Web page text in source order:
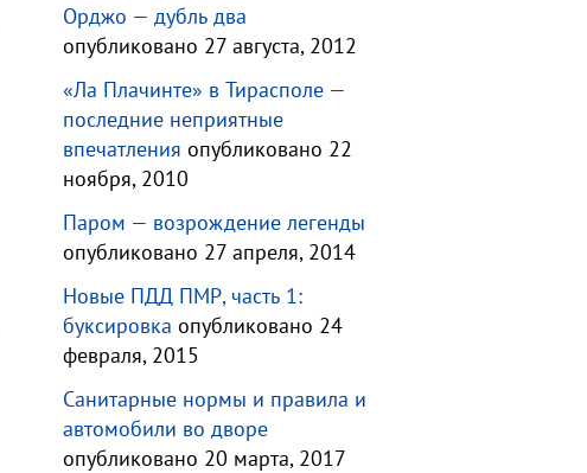
Орджо — дубль два
опубликовано 27 августа, 2012
«Ла Плачинте» в Тирасполе —
последние неприятные
впечатления опубликовано 22
ноября, 2010
Паром — возрождение легенды
опубликовано 27 апреля, 2014
Новые ПДД ПМР, часть 1:
буксировка опубликовано 24
февраля, 2015
Санитарные нормы и правила и
автомобили во дворе
опубликовано 20 марта, 2017